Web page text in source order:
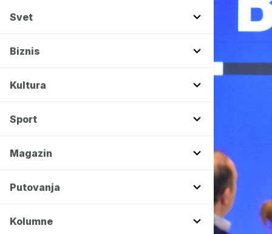
Svet
Biznis
Kultura
Sport
Magazin
Putovanja
Kolumne